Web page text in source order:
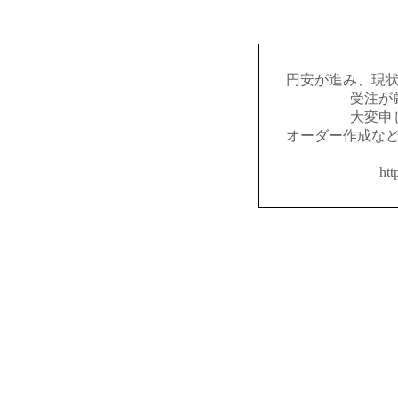
円安が進み、現
受注が
大変申
オーダー作成な